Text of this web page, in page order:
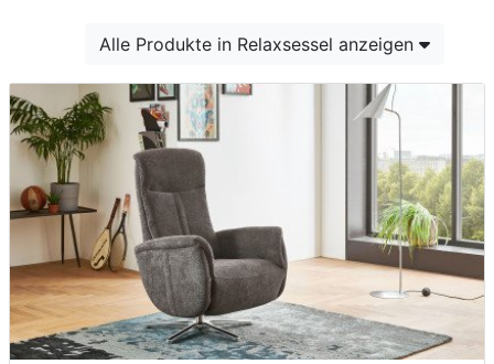
Alle Produkte in Relaxsessel anzeigen
Finanzierung
Markenwelt
Letz-
Deals